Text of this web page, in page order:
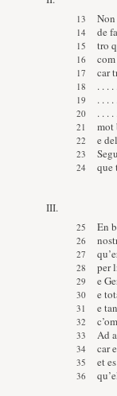
Non
de
tro
car
. . . .
. . . .
. . . .
mot
e
que
III.
En
per
e
e
e
Ad
car
et